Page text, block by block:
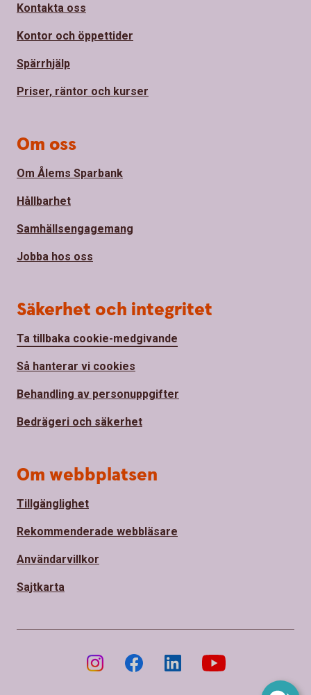
Kontakta oss
Kontor och öppettider
Spärrhjälp
Priser, räntor och kurser
Om oss
Om Ålems Sparbank
Hållbarhet
Samhällsengagemang
Jobba hos oss
Säkerhet och integritet
Ta tillbaka cookie-medgivande
Så hanterar vi cookies
Behandling av personuppgifter
Bedrägeri och säkerhet
Om webbplatsen
Tillgänglighet
Rekommenderade webbläsare
Användarvillkor
Sajtkarta